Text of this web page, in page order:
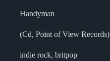
Handyman
(Cd, Point of View Records)
indie rock, britpop